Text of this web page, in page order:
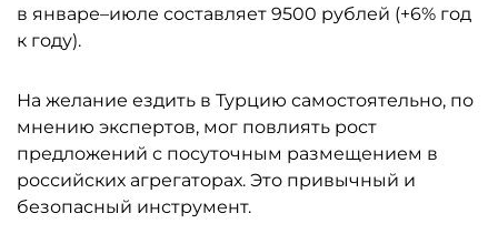
в январе–июле составляет 9500 рублей (+6% год
к году).
На желание ездить в Турцию самостоятельно, по
мнению экспертов, мог повлиять рост
предложений с посуточным размещением в
российских агрегаторах. Это привычный и
безопасный инструмент.